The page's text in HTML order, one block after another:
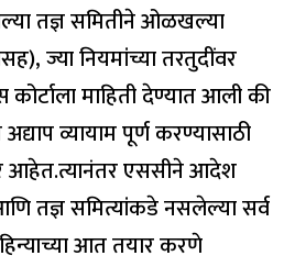
तज्ञ समितीने ओळखल्या
ज्या नियमांच्या तरतुदींवर
माहिती देण्यात आली की
व्यायाम पूर्ण करण्यासाठी
आहेत.त्यानंतर एससीने आदेश
तज्ञ समित्यांकडे नसलेल्या सर्व
आत तयार करणे